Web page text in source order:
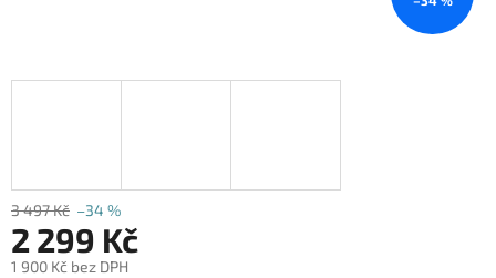
3 497 Kč –34 %
2 299 Kč
1 900 Kč bez DPH